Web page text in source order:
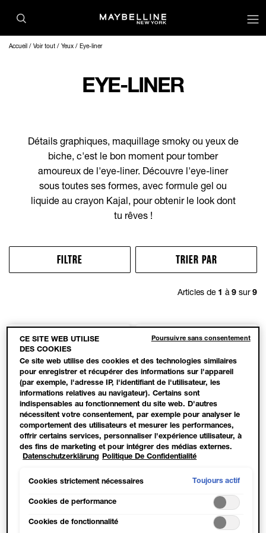
Accueil Voir tout Yeux Eye-liner
EYE-LINER
Détails graphiques, maquillage smoky ou yeux de
biche, c'est le bon moment pour tomber
amoureux de l'eye-liner. Découvre l'eye-liner
sous toutes ses formes, avec formule gel ou
liquide au crayon Kajal, pour obtenir le look dont
tu rêves !
FILTRE
Articles de 1 à9 sur9
TRIER PAR
129 sur 130 consommateurs
83 sur 93 consommateurs ont
CE SITE WEB UTILISE
DES COOKIES
Ce site web utilise des cookies et des technologies similaires
pour enregistrer et récupérer des informations sur l'appareil
(par exemple, l'adresse IP, l'identifiant de l'utilisateur, les
informations relatives au navigateur). Certains sont
indispensables au fonctionnement du site web. D'autres
nécessitent votre consentement, par exemple pour analyser le
comportement des utilisateurs et mesurer les performances,
offrir certains services, personnaliser l'expérience utilisateur, à
des fins de marketing et pour intégrer des médias externes.
Les cookies non indispensables peuvent être acceptés
consentement »). Il est également possible de personnaliser les
choix »). Vous pouvez modifier votre sélection à tout moment
en cliquant sur le lien « Paramètres des cookies ». Pour plus
d'informations, veuillez consulter notre politique de
Datenschutzerklärung Politique De Confidentialité
Cookies strictement nécessaires Toujours actif
Cookies de performance
Cookies de fonctionnalité
Poursuivre sans consentement